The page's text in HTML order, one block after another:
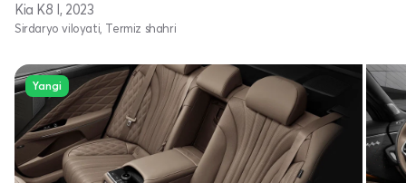
Kia K8 I, 2023
Sirdaryo viloyati, Termiz shahri
Yangi